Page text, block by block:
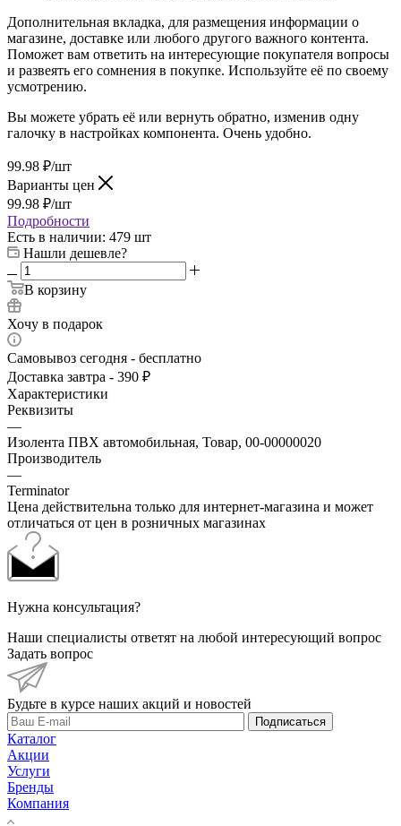
Дополнительная вкладка, для размещения информации о
магазине, доставке или любого другого важного контента.
Поможет вам ответить на интересующие покупателя вопросы
и развеять его сомнения в покупке. Используйте её по своему
усмотрению.
Вы можете убрать её или вернуть обратно, изменив одну
галочку в настройках компонента. Очень удобно.
99.98 ₽/шт
Варианты цен
99.98 ₽/шт
Подробности
Есть в наличии: 479 шт
Нашли дешевле?
В корзину
Хочу в подарок
Самовывоз сегодня - бесплатно
Доставка завтра - 390 ₽
Характеристики
Реквизиты
—
Изолента ПВХ автомобильная, Товар, 00-00000020
Производитель
—
Terminator
Цена действительна только для интернет-магазина и может
отличаться от цен в розничных магазинах
Нужна консультация?
Наши специалисты ответят на любой интересующий вопрос
Задать вопрос
Будьте в курсе наших акций и новостей
Подписаться
Каталог
Акции
Услуги
Бренды
Компания